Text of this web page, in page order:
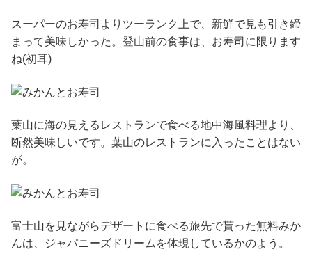
スーパーのお寿司よりツーランク上で、新鮮で見も引き締
まって美味しかった。登山前の食事は、お寿司に限ります
ね(初耳)
葉山に海の見えるレストランで食べる地中海風料理より、
断然美味しいです。葉山のレストランに入ったことはない
が。
富士山を見ながらデザートに食べる旅先で貰った無料みか
んは、ジャパニーズドリームを体現しているかのよう。